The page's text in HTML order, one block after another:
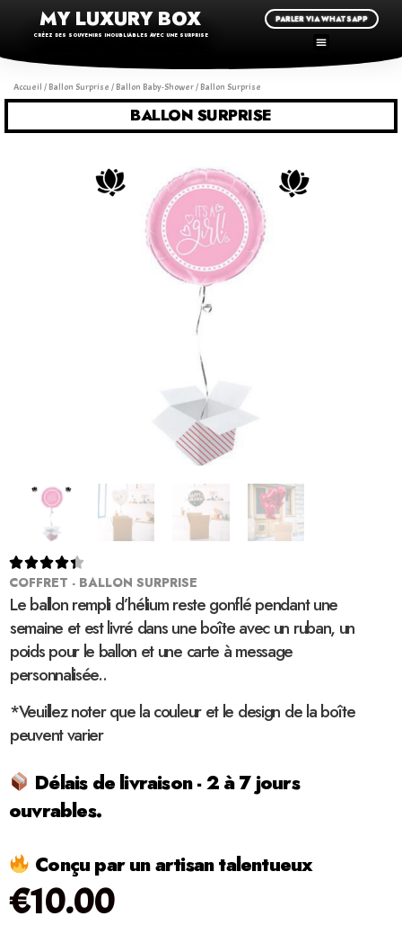
MY LUXURY BOX
CRÉEZ DES SOUVENIRS INOUBLIABLES AVEC UNE SURPRISE
PARLER VIA WHATSAPP
Accueil / Ballon Surprise / Ballon Baby-Shower/ Ballon Surprise
BALLON SURPRISE

COFFRET - BALLON SURPRISE
Le ballon rempli d’hélium reste gonflé pendant une
semaine et est livré dans une boîte avec un ruban, un
poids pour le ballon et une carte à message
personnalisée..
*Veuillez noter que la couleur et le design de la boîte
peuvent varier
Délais de livraison - 2 à 7 jours
ouvrables.
Conçu par un artisan talentueux
€10.00